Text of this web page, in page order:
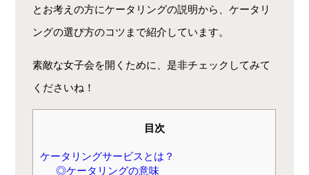
とお考えの方にケータリングの説明から、ケータリ
ングの選び方のコツまで紹介しています。
素敵な女子会を開くために、是非チェックしてみて
くださいね！
目次
ケータリングサービスとは？
◎ケータリングの意味